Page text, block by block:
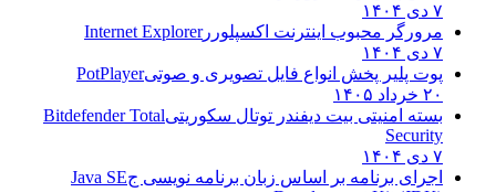
۷ دی ۱۴۰۴
مرورگر محبوب اینترنت اکسپلوررInternet Explorer
۷ دی ۱۴۰۴
پوت پلیر پخش انواع فایل تصویری و صوتیPotPlayer
۲۰ خرداد ۱۴۰۵
بسته امنیتی بیت دیفندر توتال سکوریتیBitdefender Total
Security
۷ دی ۱۴۰۴
اجرای برنامه بر اساس زبان برنامه نویسی جJava SE